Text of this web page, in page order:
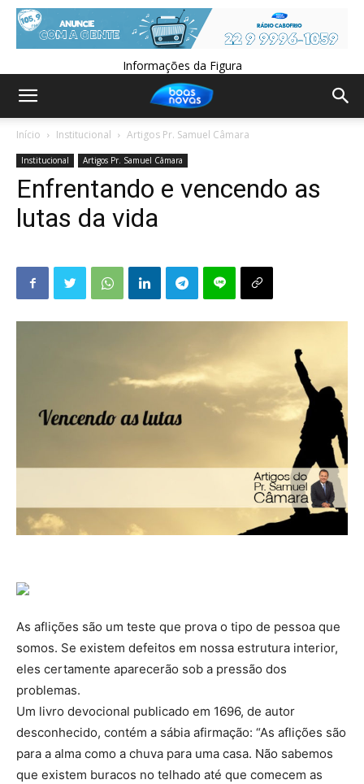
Informações da Figura
Início Institucional Artigos Pr. Samuel Câmara
Institucional Artigos Pr. Samuel Câmara
Enfrentando e vencendo as
lutas da vida
As aflições são um teste que prova o tipo de pessoa que
somos. Se existem defeitos em nossa estrutura interior,
eles certamente aparecerão sob a pressão dos
problemas.
Um livro devocional publicado em 1696, de autor
desconhecido, contém a sábia afirmação: “As aflições são
para a alma como a chuva para uma casa. Não sabemos
que existem buracos no telhado até que comecem as